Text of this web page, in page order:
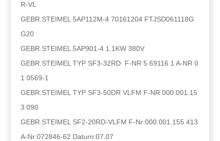
R-VL
GEBR.STEIMEL 5AP112M-4 70161204 FTJSD061118G
G20
GEBR.STEIMEL 5AP901-4 1.1KW 380V
GEBR.STEIMEL TYP SF3-32RD F-NR 5 69116 1 A-NR 0
1 0569-1
GEBR.STEIMEL TYP SF3-50DR VLFM F-NR 000.001.15
3.090
GEBR.STEIMEL SF2-20RD-VLFM F-Nr:000.001.155 413
A-Nr:072846-62 Daturn:07.07